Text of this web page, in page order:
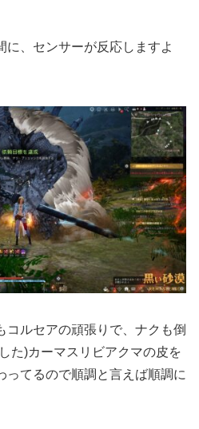
に、センサーが反応しますよ
コルセアの頑張りで、ナクも倒
た)カーマスリビアクマの皮を
ってるので順調と言えば順調に